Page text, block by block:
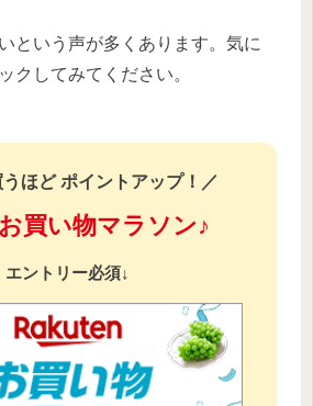
という声が多くあります。気に
クしてみてください。
ほど ポイントアップ！／
買い物マラソン♪
エントリー必須↓